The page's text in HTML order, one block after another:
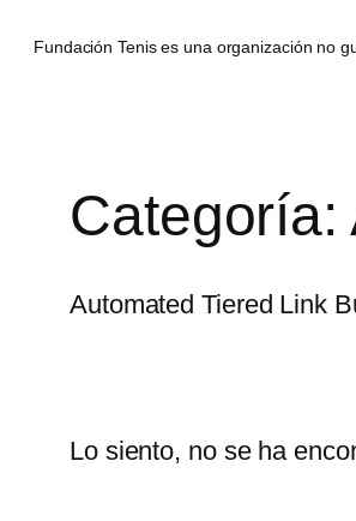
Fundación Tenis es una organización no
Categoría:
Automated Tiered Link
Lo siento, no se ha